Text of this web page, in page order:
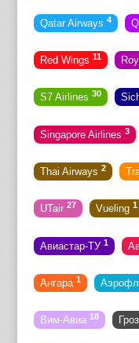
Qatar Airways 4
Red Wings 11
S7 Airlines 30
Singapore Airlines 3
Thai Airways 2
UTair 27 Vueling 1
Авиастар-ТУ 1
Ангара 1
Вим-Авиа 18